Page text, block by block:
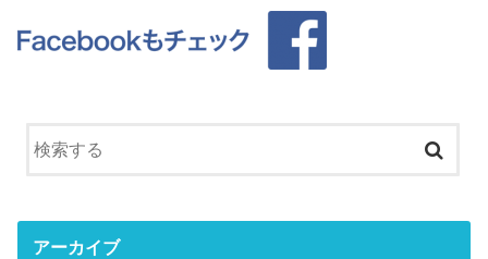
アーカイブ